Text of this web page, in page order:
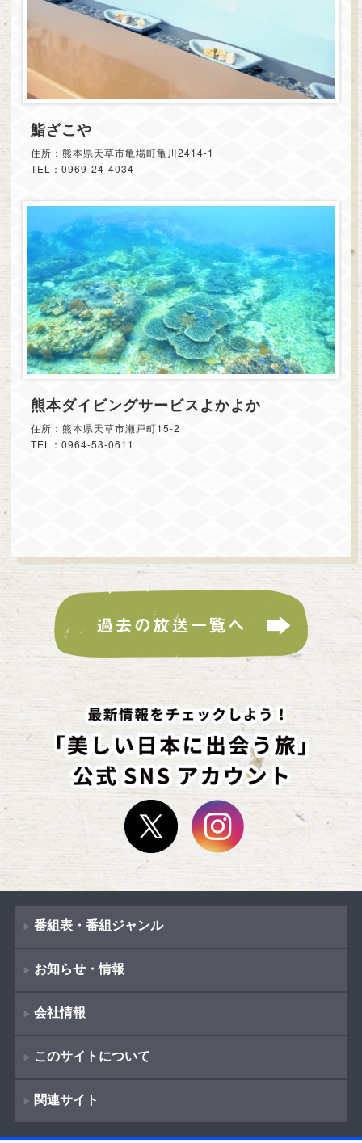
鮨ざこや
住所：熊本県天草市亀場町亀川2414-1
TEL：0969-24-4034
熊本ダイビングサービスよかよか
住所：熊本県天草市瀬戸町15-2
TEL：0964-53-0611
番組表・番組ジャンル
番組表
番組ジャンル
ドラマ
映画
お知らせ・情報
新着情報
お知らせ
イベント
会社情報
会社概要
（Company Information）
このサイトについて
著作権とリンク
関連サイト